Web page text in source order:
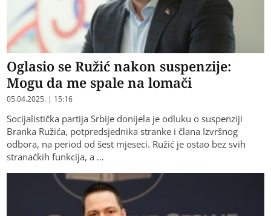
Oglasio se Ružić nakon suspenzije:
Mogu da me spale na lomači
05.04.2025. | 15:16
Socijalistička partija Srbije donijela je odluku o suspenziji
Branka Ružića, potpredsjednika stranke i člana Izvršnog
odbora, na period od šest mjeseci. Ružić je ostao bez svih
stranačkih funkcija, a …